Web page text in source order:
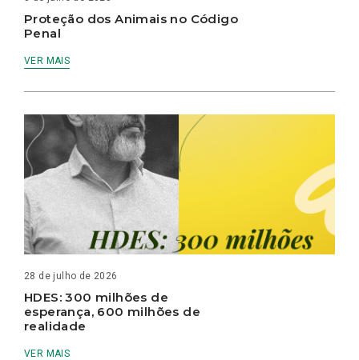
Proteção dos Animais no Código
Penal
VER MAIS
28 de julho de 2026
HDES: 300 milhões de
esperança, 600 milhões de
realidade
VER MAIS